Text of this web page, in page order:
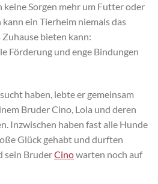
keine Sorgen mehr um Futter oder
ein Tierheim niemals das
Zuhause bieten kann:
Förderung und enge Bindungen
haben, lebte er gemeinsam
Bruder Cino, Lola und deren
Inzwischen haben fast alle Hunde
Glück gehabt und durften
sein BruderCinowarten noch auf